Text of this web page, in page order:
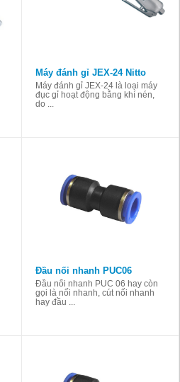
Máy đánh gỉ JEX-24 Nitto
Máy đánh gỉ JEX-24 là loại máy
đục gỉ hoạt động bằng khí nén,
do ...
Đầu nối nhanh PUC06
Đầu nối nhanh PUC 06 hay còn
gọi là nối nhanh, cút nối nhanh
hay đầu ...